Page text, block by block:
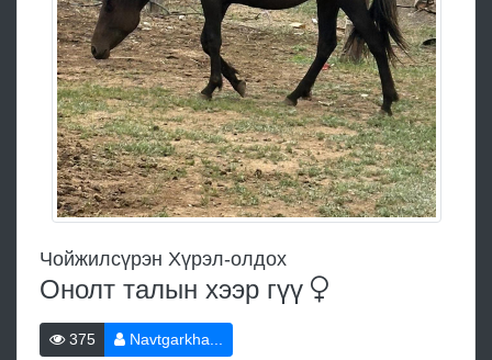
Чойжилсүрэн Хүрэл-олдох
Онолт талын хээр гүү
375 Navtgarkha...